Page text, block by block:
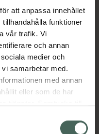
att anpassa innehållet
funktioner
vår trafik. Vi
och annan
medier och
samarbetar med.
med annan
eller som de har